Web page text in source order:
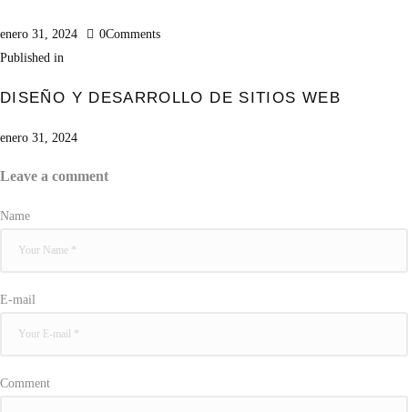
enero 31, 2024 0Comments
Navegación
entradas
Published in
DISEÑO Y DESARROLLO DE SITIOS WEB
enero 31, 2024
Leave a comment
Name
E-mail
Comment